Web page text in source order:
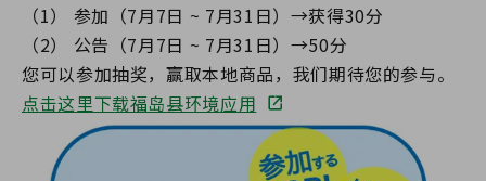
（1） 参加（7月7日 ~ 7月31日）→获得30分
（2） 公告（7月7日 ~ 7月31日）→50分
您可以参加抽奖，赢取本地商品，我们期待您的参与。
点击这里下载福岛县环境应用